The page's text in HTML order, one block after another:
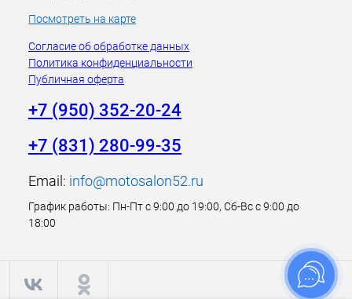
Посмотреть на карте
Согласие об обработке данных
Политика конфиденциальности
Публичная оферта
+7 (950) 352-20-24
+7 (831) 280-99-35
Email: info@motosalon52.ru
График работы: Пн-Пт с 9:00 до 19:00, Сб-Вс с 9:00 до
18:00